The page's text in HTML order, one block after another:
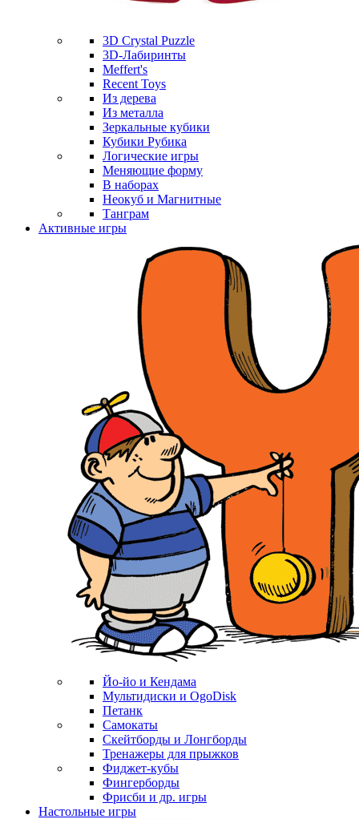
3D Crystal Puzzle
3D-Лабиринты
Meffert's
Recent Toys
Из дерева
Из металла
Зеркальные кубики
Кубики Рубика
Логические игры
Меняющие форму
В наборах
Неокуб и Магнитные
Танграм
Активные игры
Йо-йо и Кендама
Мультидиски и OgoDisk
Петанк
Самокаты
Скейтборды и Лонгборды
Тренажеры для прыжков
Фиджет-кубы
Фингерборды
Фрисби и др. игры
Настольные игры